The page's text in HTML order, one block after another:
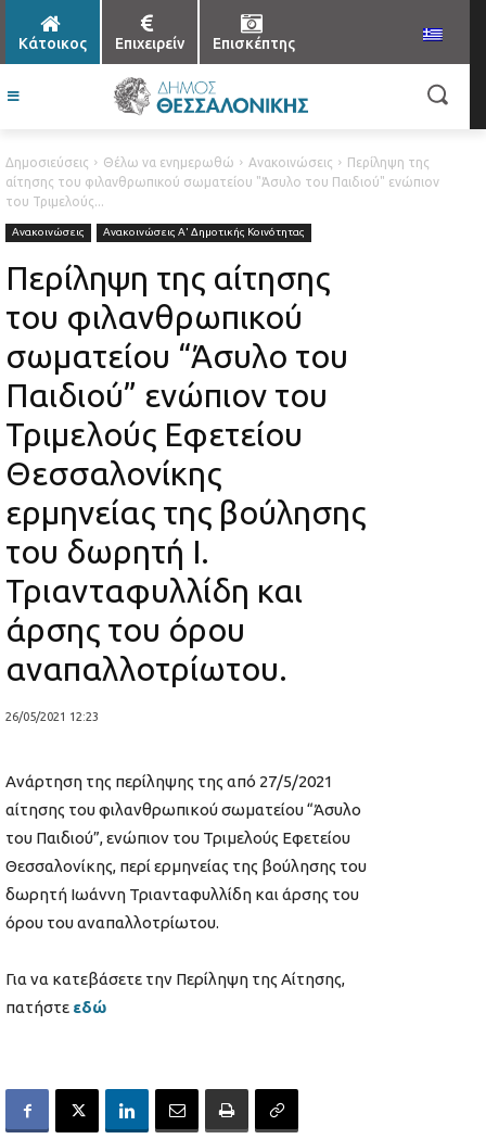
Κάτοικος Επιχειρείν Επισκέπτης
Δημοσιεύσεις Θέλω να ενημερωθώ Ανακοινώσεις
Περίληψη της
αίτησης του φιλανθρωπικού σωματείου "Άσυλο του Παιδιού" ενώπιον
του Τριμελούς...
Ανακοινώσεις Ανακοινώσεις Α' Δημοτικής Κοινότητας
Περίληψη της αίτησης
του φιλανθρωπικού
σωματείου “Άσυλο του
Παιδιού” ενώπιον του
Τριμελούς Εφετείου
Θεσσαλονίκης
ερμηνείας της βούλησης
του δωρητή Ι.
Τριανταφυλλίδη και
άρσης του όρου
αναπαλλοτρίωτου.
26/05/2021 12:23
Ανάρτηση της περίληψης της από 27/5/2021
αίτησης του φιλανθρωπικού σωματείου “Άσυλο
του Παιδιού”, ενώπιον του Τριμελούς Εφετείου
Θεσσαλονίκης, περί ερμηνείας της βούλησης του
δωρητή Ιωάννη Τριανταφυλλίδη και άρσης του
όρου του αναπαλλοτρίωτου.
Για να κατεβάσετε την Περίληψη της Αίτησης,
πατήστε εδώ